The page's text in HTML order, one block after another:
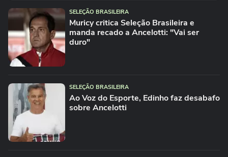
SELEÇÃO BRASILEIRA
Muricy critica Seleção Brasileira e
manda recado a Ancelotti: "Vai ser
duro"
SELEÇÃO BRASILEIRA
Ao Voz do Esporte, Edinho faz desabafo
sobre Ancelotti